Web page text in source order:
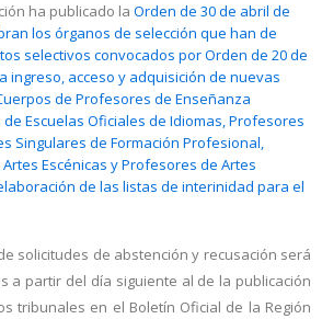
ha publicado la Orden de 30 de abril de
los órganos de selección que han de
selectivos convocados por Orden de 20 de
ingreso, acceso y adquisición de nuevas
de Profesores de Enseñanza
Escuelas Oficiales de Idiomas, Profesores
Singulares de Formación Profesional,
Escénicas y Profesores de Artes
de las listas de interinidad para el
solicitudes de abstención y recusación será
a partir del día siguiente al de la publicación
tribunales en el Boletín Oficial de la Región